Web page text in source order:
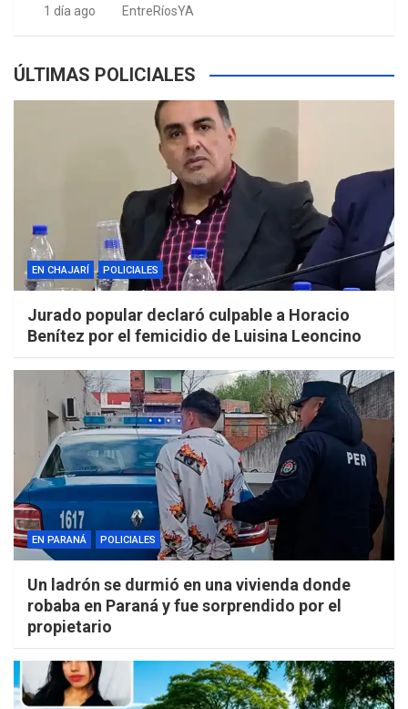
1 día ago EntreRíosYA
ÚLTIMAS POLICIALES
EN CHAJARÍ POLICIALES
Jurado popular declaró culpable a Horacio
Benítez por el femicidio de Luisina Leoncino
EN PARANÁ POLICIALES
Un ladrón se durmió en una vivienda donde
robaba en Paraná y fue sorprendido por el
propietario